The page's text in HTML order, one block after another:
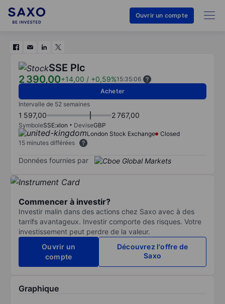
Ouvrir un compte
SSE Plc
2 390,00+14,00 / +0,59%15:35:06
Acheter
Intervalle de 52 semaines
1 597,00 2 767,00
SymboleSSE:xlon DeviseGBP
London Stock Exchange
Closed
15 minutes différées
Données fournies par
Commencer à investir?
Investir malin dans des actions chez Saxo avec à des
tarrifs avantageux. Investir comporte des risques. Votre
investissement peut perdre de la valeur.
Ouvrir un
compte
Découvrez l'offre de
Saxo
Graphique